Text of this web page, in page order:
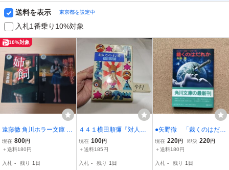
送料を表示 東京都を設定中
入札1番乗り10%対象
10%対象
遠藤徹 角川ホラー文庫 姉
飼 壊れた少女を拾ったの
で 2冊セット
現在 800円
＋送料180円
入札 - 残り 1日
４４１横田順彌『対人カ
メレオン症』昭和５６
現在 100円
＋送料185円
入札 - 残り 1日
●矢野徹 「裁くのはだれ
か」 帯付 角川文庫
（昭和55年初版） 連作
現在 220円 即決 220円
＋送料180円
入札 - 残り 1日